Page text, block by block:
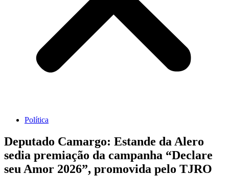
Política
Deputado Camargo: Estande da Alero
sedia premiação da campanha “Declare
seu Amor 2026”, promovida pelo TJRO